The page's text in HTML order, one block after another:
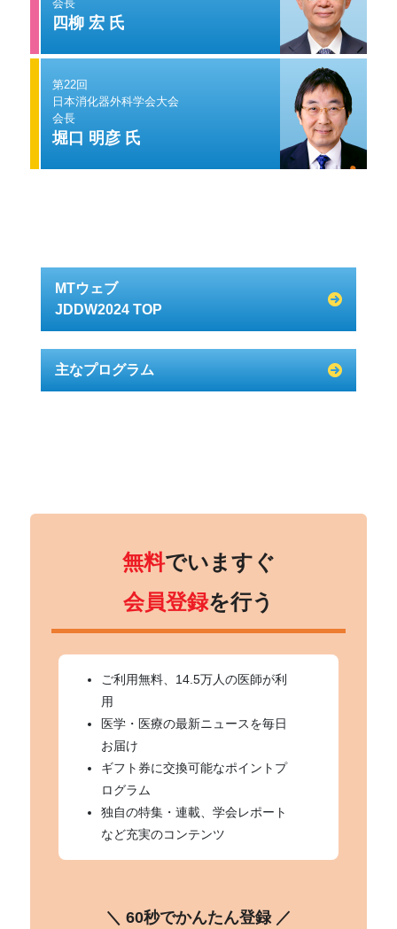
会長
四柳 宏 氏
第22回
日本消化器外科学会大会
会長
堀口 明彦 氏
MTウェブ
JDDW2024 TOP
主なプログラム
無料でいますぐ
会員登録を行う
ご利用無料、14.5万人の医師が利
用
医学・医療の最新ニュースを毎日
お届け
ギフト券に交換可能なポイントプ
ログラム
独自の特集・連載、学会レポート
など充実のコンテンツ
＼ 60秒でかんたん登録 ／